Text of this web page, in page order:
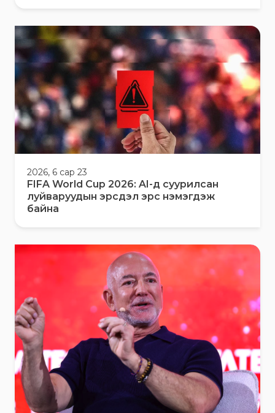
2026, 6 сар 23
FIFA World Cup 2026: AI-д суурилсан
луйваруудын эрсдэл эрс нэмэгдэж
байна